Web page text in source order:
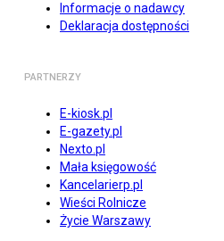
Informacje o nadawcy
Deklaracja dostępności
PARTNERZY
E-kiosk.pl
E-gazety.pl
Nexto.pl
Mała księgowość
Kancelarierp.pl
Wieści Rolnicze
Życie Warszawy